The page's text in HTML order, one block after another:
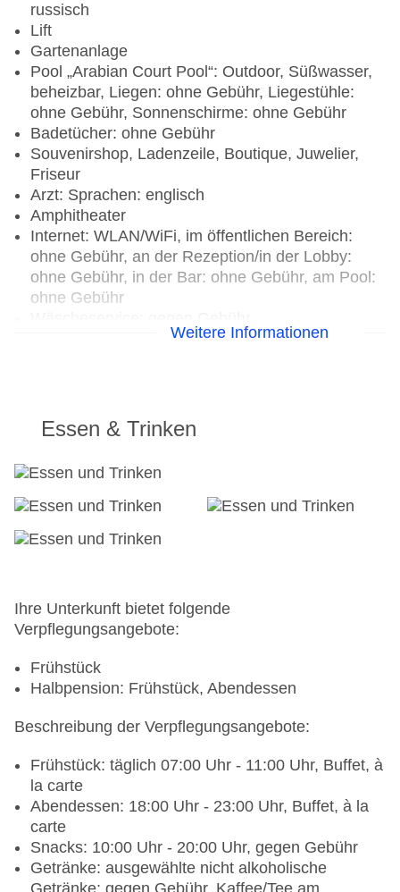
russisch
Lift
Gartenanlage
Pool „Arabian Court Pool“: Outdoor, Süßwasser,
beheizbar, Liegen: ohne Gebühr, Liegestühle:
ohne Gebühr, Sonnenschirme: ohne Gebühr
Badetücher: ohne Gebühr
Souvenirshop, Ladenzeile, Boutique, Juwelier,
Friseur
Arzt: Sprachen: englisch
Amphitheater
Internet: WLAN/WiFi, im öffentlichen Bereich:
ohne Gebühr, an der Rezeption/in der Lobby:
ohne Gebühr, in der Bar: ohne Gebühr, am Pool:
ohne Gebühr
Concierge Service, Gepäckservice
Pflicht
Haustiere nicht erlaubt
Parkmöglichkeiten: Parkplatz (nach
Verfügbarkeit), bewacht: ohne Gebühr,
Stellplätze, überdacht: ohne Gebühr, nicht
Gebühr
klimatisierte Tagungsräume, Tagungsequipment:
gegen Gebühr, Coffee Breaks: gegen Gebühr
Landeskategorie: 5 Sterne
Weitere Informationen
Essen & Trinken
Ihre Unterkunft bietet folgende
Verpflegungsangebote:
Frühstück
Halbpension: Frühstück, Abendessen
Beschreibung der Verpflegungsangebote:
Frühstück: täglich 07:00 Uhr - 11:00 Uhr, Buffet, à
la carte
Abendessen: 18:00 Uhr - 23:00 Uhr, Buffet, à la
carte
Snacks: 10:00 Uhr - 20:00 Uhr, gegen Gebühr
Getränke: ausgewählte nicht alkoholische